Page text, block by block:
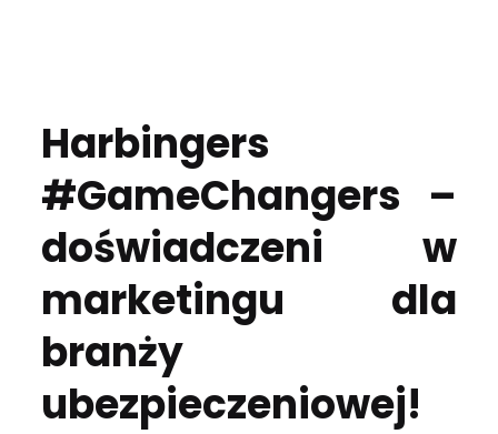
Harbingers
#GameChangers –
doświadczeni w
marketingu dla
branży
ubezpieczeniowej!